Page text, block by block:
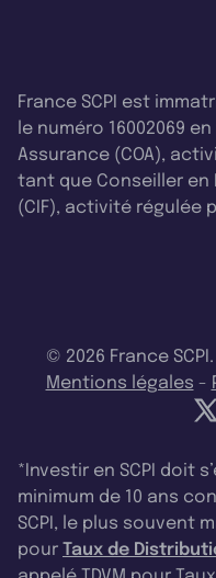
France SCPI est
le numéro 16002069
Assurance (COA),
tant que Conseiller en
(CIF), activité régulée
© 2026 France
Mentions légales -
*Investir en SCPI doit
minimum de 10 ans
SCPI, le plus souvent
pour Taux de